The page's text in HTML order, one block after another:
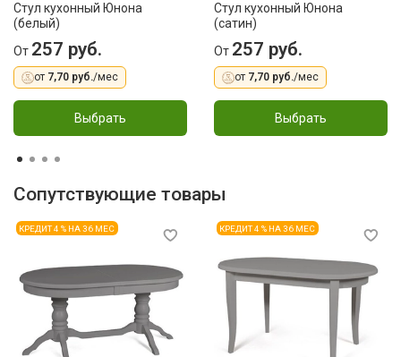
Стул кухонный Юнона
(белый)
От 257 руб.
от 7,70 руб./мес
Выбрать
Стул кухонный Юнона
(сатин)
От 257 руб.
от 7,70 руб./мес
Выбрать
Сопутствующие товары
КРЕДИТ 4 % НА 36 МЕС КРЕДИТ 4 % НА 36 МЕС